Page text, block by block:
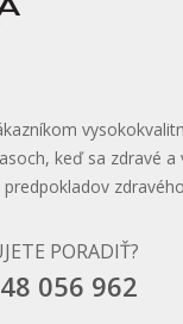
keď sa zdravé a
PORADIŤ?
056 962